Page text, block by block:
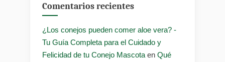
Comentarios recientes
¿Los conejos pueden comer aloe vera? -
Tu Guía Completa para el Cuidado y
Felicidad de tu Conejo Mascota en Qué